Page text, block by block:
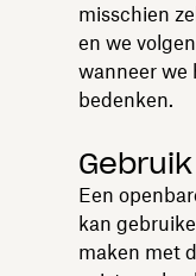
misschien
en we
wanneer we
bedenken.
Een
kan
maken met